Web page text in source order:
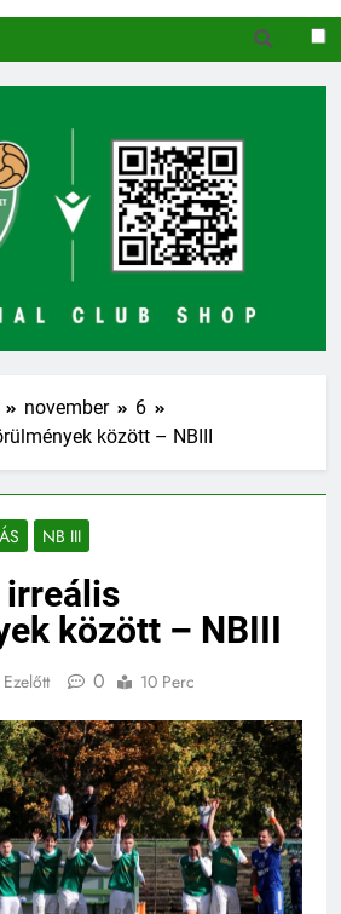
november
6
között – NBIII
NB III
irreális
között – NBIII
0 10 Perc